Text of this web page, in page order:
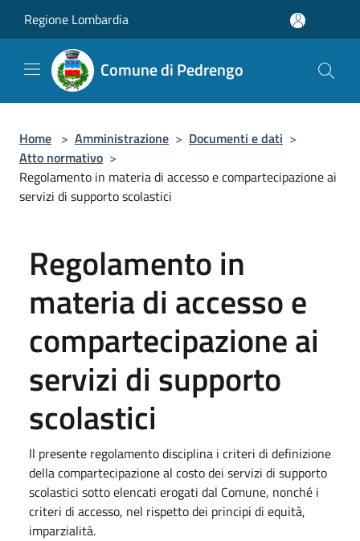
Regione Lombardia
Comune di Pedrengo
Home > Amministrazione > Documenti e dati >
Atto normativo >
Regolamento in materia di accesso e compartecipazione ai
servizi di supporto scolastici
Regolamento in
materia di accesso e
compartecipazione ai
servizi di supporto
scolastici
Il presente regolamento disciplina i criteri di definizione
della compartecipazione al costo dei servizi di supporto
scolastici sotto elencati erogati dal Comune, nonché i
criteri di accesso, nel rispetto dei principi di equità,
imparzialità.